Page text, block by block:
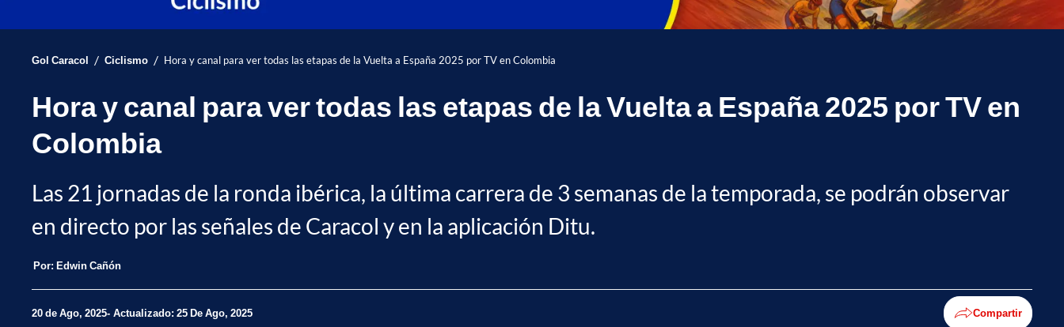
Gol Caracol / Ciclismo / Hora y canal para ver todas las etapas de la Vuelta a España 2025 por TV en Colombia
Hora y canal para ver todas las etapas de la Vuelta a España 2025 por TV en
Colombia
Las 21 jornadas de la ronda ibérica, la última carrera de 3 semanas de la temporada, se podrán observar
en directo por las señales de Caracol y en la aplicación Ditu.
Por: Edwin Cañón
20 de Ago, 2025 Actualizado: 25 De Ago, 2025 Compartir